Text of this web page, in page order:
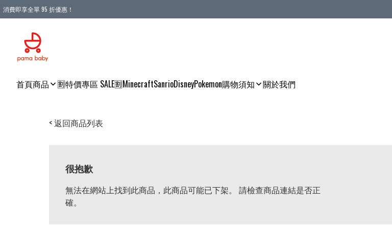
消費即享全單 95 折優惠！
首頁商品 🈹特價專區 SALE🈹MinecraftSanrioDisneyPokemon購物須知 關於我們
< 返回商品列表
很抱歉
無法在網站上找到此商品，此商品可能已下架。 請檢查商品連結是否正
確。